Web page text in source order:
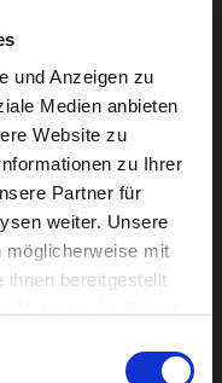
und Anzeigen zu
Medien anbieten
Website zu
zu Ihrer
Partner für
weiter. Unsere
möglicherweise mit
ihnen bereitgestellt